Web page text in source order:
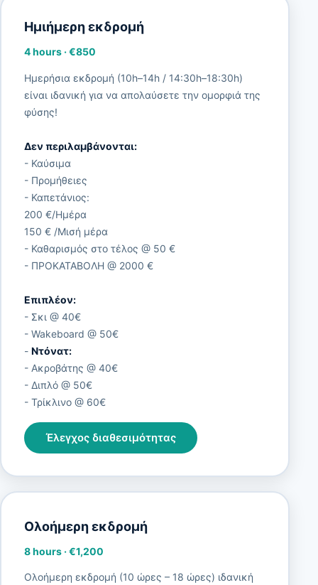
Ημιήμερη εκδρομή
4 hours·€850
Ημερήσια εκδρομή (10h–14h / 14:30h–18:30h)
είναι ιδανική για να απολαύσετε την ομορφιά της
φύσης!
Δεν περιλαμβάνονται:
- Καύσιμα
- Προμήθειες
- Καπετάνιος:
200 €/Ημέρα
150 € /Μισή μέρα
- Καθαρισμός στο τέλος @ 50 €
- ΠΡΟΚΑΤΑΒΟΛΗ @ 2000 €
Επιπλέον:
- Σκι @ 40€
- Wakeboard @ 50€
- Ντόνατ:
- Ακροβάτης @ 40€
- Διπλό @ 50€
- Τρίκλινο @ 60€
Έλεγχος διαθεσιμότητας
Ολοήμερη εκδρομή
8 hours·€1,200
Ολοήμερη εκδρομή (10 ώρες – 18 ώρες) ιδανική